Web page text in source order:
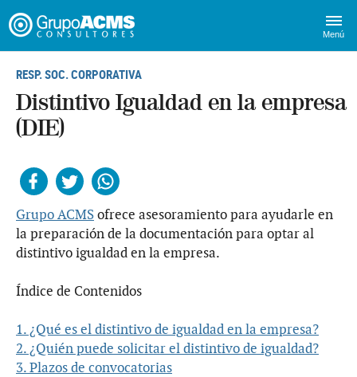
Menú
RESP. SOC. CORPORATIVA
Distintivo Igualdad en la empresa
(DIE)
TwitterWhatsapp
Grupo ACMSofrece asesoramiento para ayudarle en
la preparación de la documentación para optar al
distintivo igualdad en la empresa.
Índice de Contenidos
1. ¿Qué es el distintivo de igualdad en la empresa?
2. ¿Quién puede solicitar el distintivo de igualdad?
3. Plazos de convocatorias